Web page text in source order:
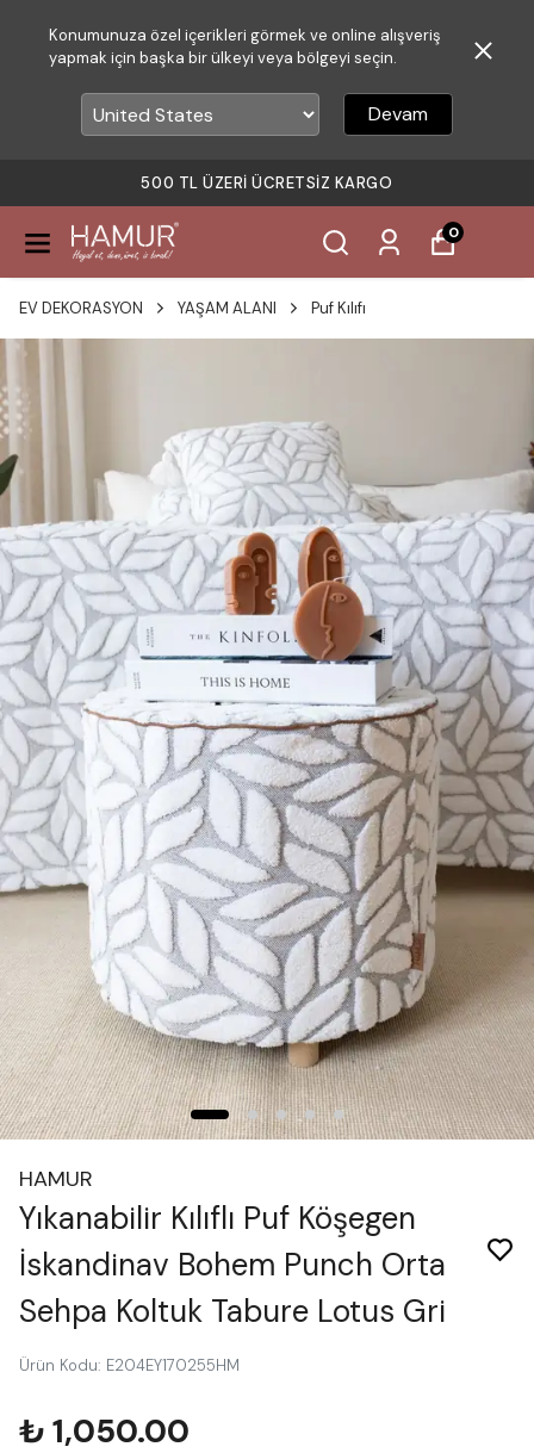
Konumunuza özel içerikleri görmek ve online alışveriş
yapmak için başka bir ülkeyi veya bölgeyi seçin.
Devam
500 TL ÜZERI ÜCRETSIZ KARGO
0
EV DEKORASYON YAŞAM ALANI Puf Kılıfı
HAMUR
Yıkanabilir Kılıflı Puf Köşegen
İskandinav Bohem Punch Orta
Sehpa Koltuk Tabure Lotus Gri
Ürün Kodu: E204EY170255HM
₺ 1,050.00